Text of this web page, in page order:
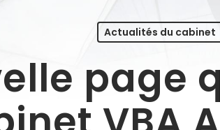
Actualités du cabinet
page